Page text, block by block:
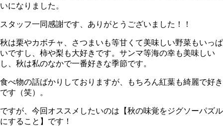
いになりました。
スタッフ一同感謝です、ありがとうございました！！
秋は栗やカボチャ、さつまいも等甘くて美味しい野菜もいっぱ
いですし、柿や梨も大好きです。サンマ等海の幸も美味しい
し、秋は私のなかで一番好きな季節です。
食べ物の話ばかりしておりますが、もちろん紅葉も綺麗で好き
です（笑）。
ですが、今回オススメしたいのは【秋の味覚をジグソーパズル
にすること】です！